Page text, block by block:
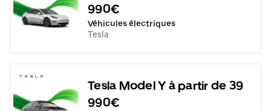
990€
Véhicules électriques
Tesla
Tesla Model Y à partir de 39
990€